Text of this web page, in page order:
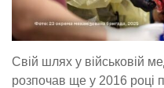
Свій шлях у військовій
розпочав ще у 2016 році